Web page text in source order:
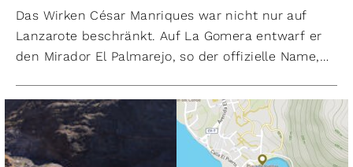
Das Wirken César Manriques war nicht nur auf
Lanzarote beschränkt. Auf La Gomera entwarf er
den Mirador El Palmarejo, so der offizielle Name,
Aussichtsrestaurant. Die Anlage befindet sich an
der Serpentinenstraße (etwa 2 Kilometer von Arure
entfernt), welche das Valle Gran Rey mit Arure
verbindet. Der Mirador wurde gekonnt in die